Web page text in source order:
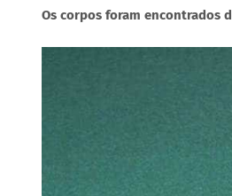
Os corpos foram encontrados